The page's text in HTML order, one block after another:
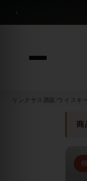
‹
リンクサス酒販 ウイスキ
商